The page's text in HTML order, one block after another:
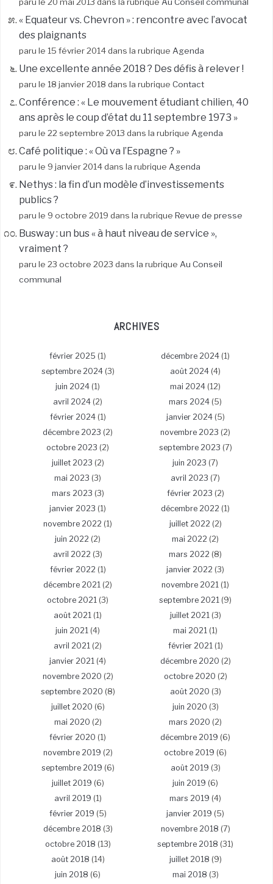
« Equateur vs. Chevron » : rencontre avec l’avocat
des plaignants
paru le 15 février 2014 dans la rubrique Agenda
Une excellente année 2018 ? Des défis à relever !
paru le 18 janvier 2018 dans la rubrique Contact
Conférence : « Le mouvement étudiant chilien, 40
ans après le coup d’état du 11 septembre 1973 »
paru le 22 septembre 2013 dans la rubrique Agenda
Café politique : « Où va l’Espagne ? »
paru le 9 janvier 2014 dans la rubrique Agenda
Nethys : la fin d’un modèle d’investissements
publics ?
paru le 9 octobre 2019 dans la rubrique Revue de presse
Busway : un bus « à haut niveau de service »,
vraiment ?
paru le 23 octobre 2023 dans la rubrique Au Conseil
communal
ARCHIVES
février 2025 (1) décembre 2024 (1)
septembre 2024(3) août 2024 (4)
juin 2024 (1) mai 2024 (12)
avril 2024 (2) mars 2024 (5)
février 2024(1) janvier 2024(5)
décembre 2023 (2) novembre 2023 (2)
octobre 2023 (2) septembre 2023 (7)
juillet 2023 (2) juin 2023 (7)
mai 2023 (3) avril 2023 (7)
mars 2023 (3) février 2023 (2)
janvier 2023 (1) décembre 2022 (1)
novembre 2022 (1) juillet 2022 (2)
juin 2022 (2) mai 2022 (2)
avril 2022 (3) mars 2022 (8)
février 2022 (1) janvier 2022 (3)
décembre 2021 (2) novembre 2021 (1)
octobre 2021 (3) septembre 2021 (9)
août 2021 (1) juillet 2021 (3)
juin 2021 (4) mai 2021 (1)
avril 2021 (2) février 2021 (1)
janvier 2021 (4) décembre 2020 (2)
novembre 2020 (2) octobre 2020 (2)
septembre 2020 (8) août 2020 (3)
juillet 2020 (6) juin 2020 (3)
mai 2020 (2) mars 2020 (2)
février 2020 (1) décembre 2019 (6)
novembre 2019 (2) octobre 2019 (6)
septembre 2019 (6) août 2019 (3)
juillet 2019 (6) juin 2019 (6)
avril 2019 (1) mars 2019 (4)
février 2019 (5) janvier 2019 (5)
décembre 2018 (3) novembre 2018 (7)
octobre 2018 (13) septembre 2018 (31)
août 2018 (14) juillet 2018 (9)
juin 2018 (6) mai 2018 (3)